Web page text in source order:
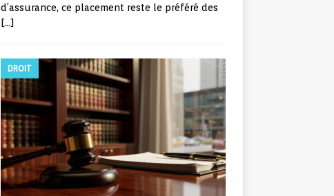
d’assurance, ce placement reste le préféré des
[…]
DROIT